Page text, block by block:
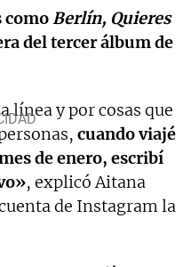
comoBerlín, Quieres
del tercer álbum de
línea y por cosas que
cuando viajé
de enero, escribí
, explicó Aitana
de Instagram la